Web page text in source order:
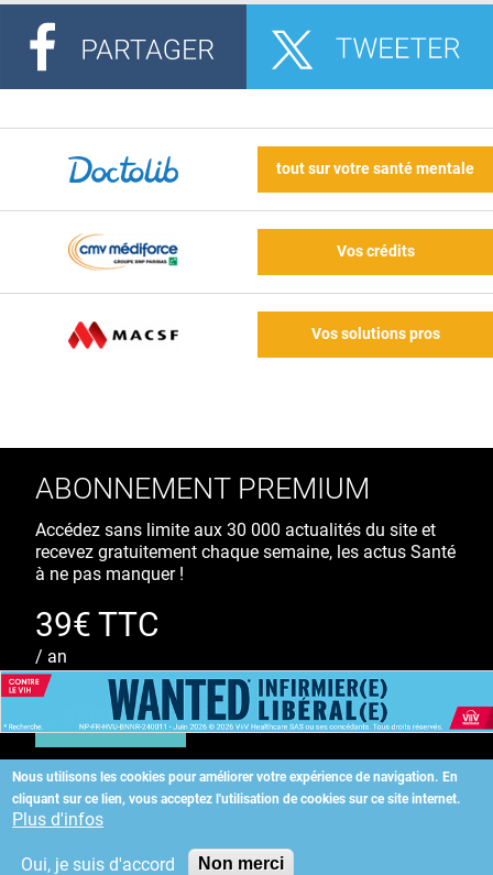
tout sur votre santé mentale
Vos crédits
Vos solutions pros
Nous utilisons les cookies pour améliorer votre expérience de navigation. En
cliquant sur ce lien, vous acceptez l'utilisation de cookies sur ce site internet.
Plus d'infos
Oui, je suis d'accord Non merci
ABONNEMENT PREMIUM
Accédez sans limite aux 30 000 actualités du site et
recevez gratuitement chaque semaine, les actus Santé
à ne pas manquer !
39€ TTC
/ an
S'ABONNER
Copyright©2026 ALLIEDHEALTH
KAURIWEB